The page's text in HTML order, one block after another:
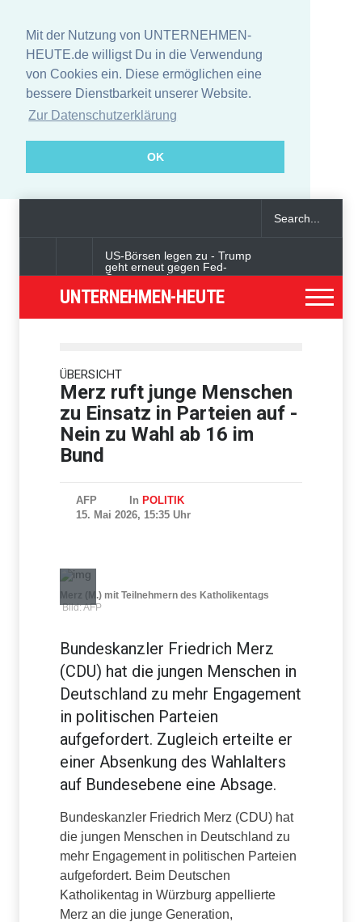
Mit der Nutzung von UNTERNEHMEN-
HEUTE.de willigst Du in die Verwendung
von Cookies ein. Diese ermöglichen eine
bessere Dienstbarkeit unserer Website.
Zur Datenschutzerklärung
OK
US-Börsen legen zu - Trump
geht erneut gegen Fed-
Gouverneurin vor
Absturz von
Ultraleichtflugzeug: 72-
jähriger Pilot stirbt in Baden-
Württemberg
UNTERNEHMEN-HEUTE
ÜBERSICHT
Merz ruft junge Menschen
zu Einsatz in Parteien auf -
Nein zu Wahl ab 16 im
Bund
AFP In POLITIK
15. Mai 2026, 15:35 Uhr
Merz (M.) mit Teilnehmern des Katholikentags
Bild: AFP
Bundeskanzler Friedrich Merz
(CDU) hat die jungen Menschen in
Deutschland zu mehr Engagement
in politischen Parteien
aufgefordert. Zugleich erteilte er
einer Absenkung des Wahlalters
auf Bundesebene eine Absage.
Bundeskanzler Friedrich Merz (CDU) hat
die jungen Menschen in Deutschland zu
mehr Engagement in politischen Parteien
aufgefordert. Beim Deutschen
Katholikentag in Würzburg appellierte
Merz an die junge Generation,